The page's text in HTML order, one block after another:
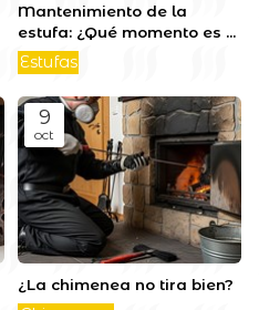
Mantenimiento de la
estufa: ¿Qué momento es el
más adecuado?
Estufas
9
oct
¿La chimenea no tira bien?